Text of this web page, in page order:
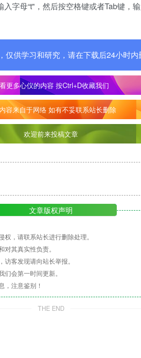
字母“t"，然后按空格键或者Tab键，
供学习和研究，请在下载后24小时内
更多心仪的内容 按Ctrl+D收藏我们
容来自于网络 如有不妥联系站长删除
欢迎前来投稿文章
文章版权声明
，请联系站长进行删除处理。
其真实性负责。
客发现请向站长举报。
会第一时间更新。
，注意鉴别！
THE END